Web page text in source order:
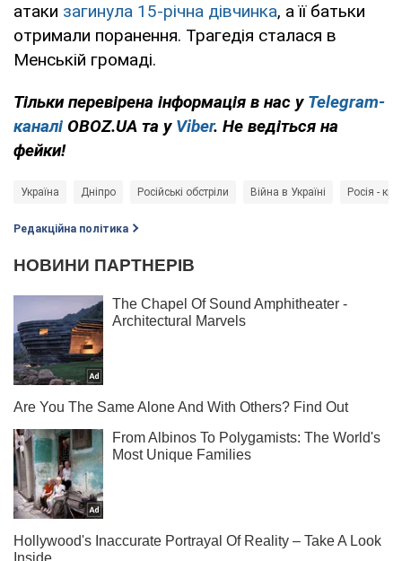
атаки загинула 15-річна дівчинка, а її батьки
отримали поранення. Трагедія сталася в
Менській громаді.
Тільки перевірена інформація в нас у Telegram-
каналі OBOZ.UA та у Viber. Не ведіться на
фейки!
Україна Дніпро Російські обстріли Війна в Україні Росія -
Редакційна політика